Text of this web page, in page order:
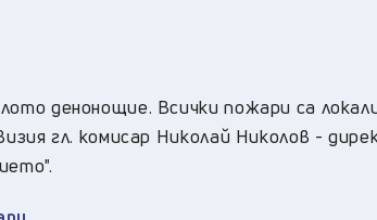
денонощие. Всички пожари са
гл. комисар Николай Николов -